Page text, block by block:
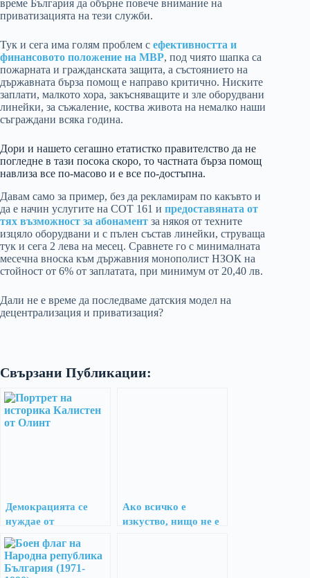
време България да обърне повече внимание на
приватизацията на тези служби.
Тук и сега има голям проблем с ефективността и
финансовото положение на МВР, под чиято шапка са
пожарната и гражданската защита, а състоянието на
държавната бърза помощ е направо критично. Ниските
заплати, малкото хора, закъсняващите и зле оборудвани
линейки, за съжаление, коства живота на немалко наши
съграждани всяка година.
Дори и нашето сегашно етатистко правителство да не
погледне в тази посока скоро, то частната бърза помощ
навлиза все по-масово и е все по-достъпна.
Давам само за пример, без да рекламирам по какъвто и
да е начин услугите на СОТ 161 и предоставяната от
тях възможност за абонамент за някоя от техните
изцяло оборудвани и с пълен състав линейки, струваща
тук и сега 2 лева на месец. Сравнете го с минималната
месечна вноска към държавния монополист НЗОК на
стойност от 6% от заплатата, при минимум от 20,40 лв.
Дали не е време да последваме датския модел на
децентрализация и приватизация?
Свързани Публикации:
Демокрацията се
нуждае от
аристокрация
Ако всичко е
изкуство, нищо не е